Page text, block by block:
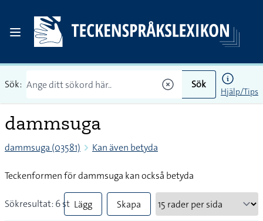
Sök: Sök
Hjälp/Tips
dammsuga
dammsuga (03581) Kan även betyda
Teckenformen för dammsuga kan också betyda
Sökresultat: 6 st Lägg
Skapa